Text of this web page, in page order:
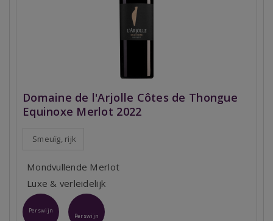
Domaine de l'Arjolle Côtes de Thongue
Equinoxe Merlot 2022
Smeuïg, rijk
Mondvullende Merlot
Luxe & verleidelijk
Perswijn
Perswijn